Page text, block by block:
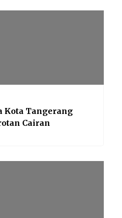
Kota Tangerang
Cairan